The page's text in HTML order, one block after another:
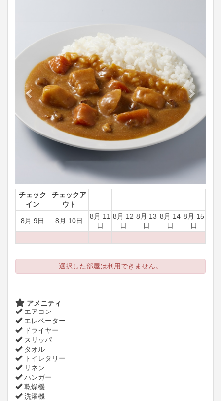
チェック
イン
チェックア
ウト
8月 9日 8月 10日
8月 11
日
8月 12
日
8月 13
日
8月 14
日
8月 15
日
選択した部屋は利用できません。
アメニティ
エアコン
エレベーター
ドライヤー
スリッパ
タオル
トイレタリー
リネン
ハンガー
乾燥機
洗濯機